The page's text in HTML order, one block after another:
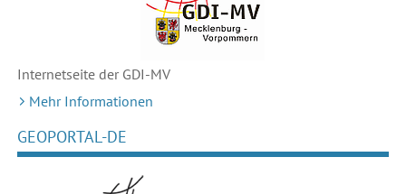
Internetseite der GDI-MV
Mehr Informationen
GEOPORTAL-DE